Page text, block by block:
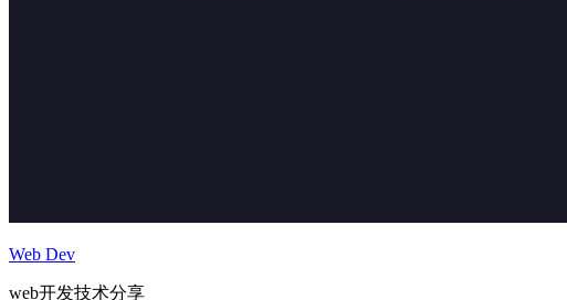
Web Dev
web开发技术分享